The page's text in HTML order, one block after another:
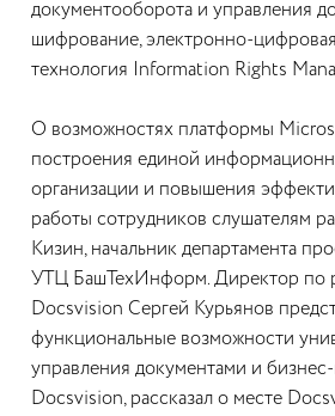
документооборота и управления
шифрование, электронно-
технология Information Rights
О возможностях платформы
построения единой
организации и повышения
работы сотрудников слушателям
Кизин, начальник департамента
УТЦ БашТехИнформ. Директор по
Docsvision Сергей Курьянов
функциональные возможности
управления документами и
Docsvision, рассказал о месте